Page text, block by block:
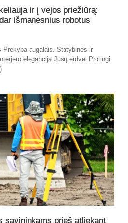
ir į vejos priežiūrą:
išmanesnius robotus
augalais. Statybinės ir
elegancija Jūsų erdvei Protingi
savininkams prieš atliekant